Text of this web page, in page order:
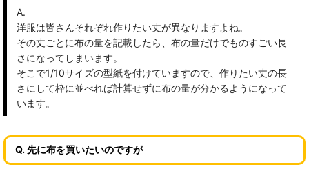
A.
洋服は皆さんそれぞれ作りたい丈が異なりますよね。
その丈ごとに布の量を記載したら、布の量だけでものすごい長
さになってしまいます。
そこで1/10サイズの型紙を付けていますので、作りたい丈の長
さにして枠に並べれば計算せずに布の量が分かるようになって
います。
Q. 先に布を買いたいのですが